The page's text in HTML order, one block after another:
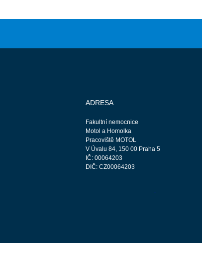
ADRESA
Fakultní nemocnice
Motol a Homolka
Pracoviště MOTOL
V Úvalu 84, 150 00 Praha 5
IČ: 00064203
DIČ: CZ00064203